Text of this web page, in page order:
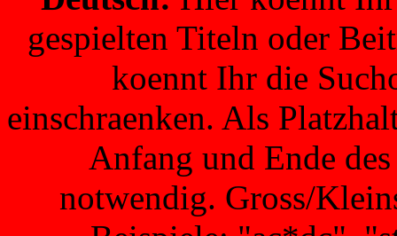
gespielten Titeln oder
koennt Ihr die
einschraenken. Als
Anfang und Ende
notwendig. Gross/